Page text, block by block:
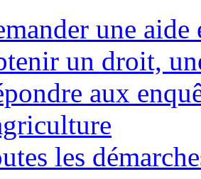
une aide
un droit,
aux
les